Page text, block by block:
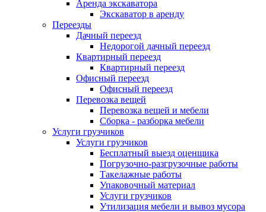
Аренда экскаватора
Экскаватор в аренду
Переезды
Дачный переезд
Недорогой дачный переезд
Квартирный переезд
Квартирный переезд
Офисный переезд
Офисный переезд
Перевозка вещей
Перевозка вещей и мебели
Сборка - разборка мебели
Услуги грузчиков
Услуги грузчиков
Бесплатный выезд оценщика
Погрузочно-разгрузочные работы
Такелажные работы
Упаковочный материал
Услуги грузчиков
Утилизация мебели и вывоз мусора